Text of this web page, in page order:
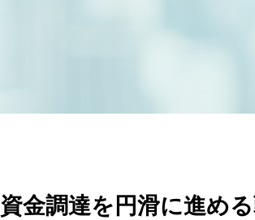
資金調達を円滑に進め